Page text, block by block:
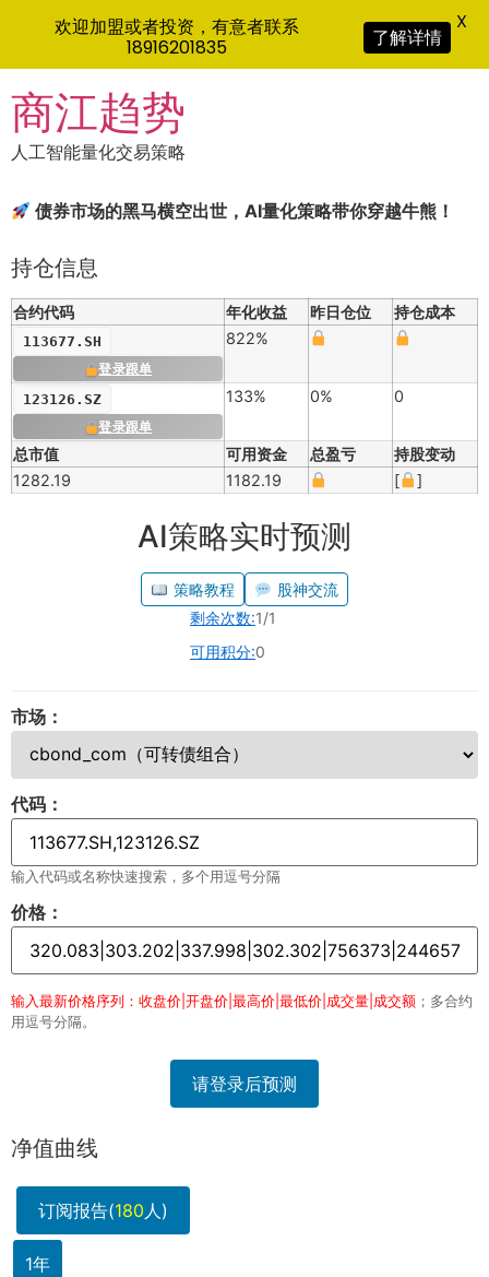
to
content
商江趋势
人工智能量化交易策略
债券市场的黑马横空出世，AI量化策略带你穿越牛熊！
持仓信息
合约代码 年化收益 昨日仓位 持仓成本
113677.SH
登录跟单
822%
123126.SZ
登录跟单
133% 0% 0
总市值 可用资金 总盈亏
持股变动
1282.19
1182.19 [ ]
AI策略实时预测
策略教程
股神交流
剩余次数:1/1
可用积分:0
市场：
代码：
输入代码或名称快速搜索，多个用逗号分隔
价格：
输入最新价格序列：收盘价|开盘价|最高价|最低价|成交量|成交额 ；多合约
用逗号分隔。
请登录后预测
净值曲线
订阅报告(180人)
1年
欢迎加盟或者投资，有意者联系
18916201835
了解详情
X